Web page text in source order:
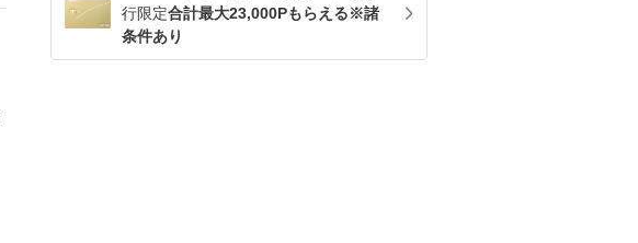
行限定合計最大23,000Pもらえる※諸
条件あり